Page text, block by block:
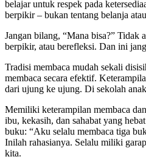
belajar untuk respek pada
berpikir – bukan tentang belanja
Jangan bilang, “Mana bisa?” Tidak
berpikir, atau berefleksi. Dan ini
Tradisi membaca mudah sekali
membaca secara efektif.
dari ujung ke ujung. Di sekolah
Memiliki keterampilan membaca
ibu, kekasih, dan sahabat yang
buku: “Aku selalu membaca tiga
Inilah rahasianya. Selalu miliki
kita.